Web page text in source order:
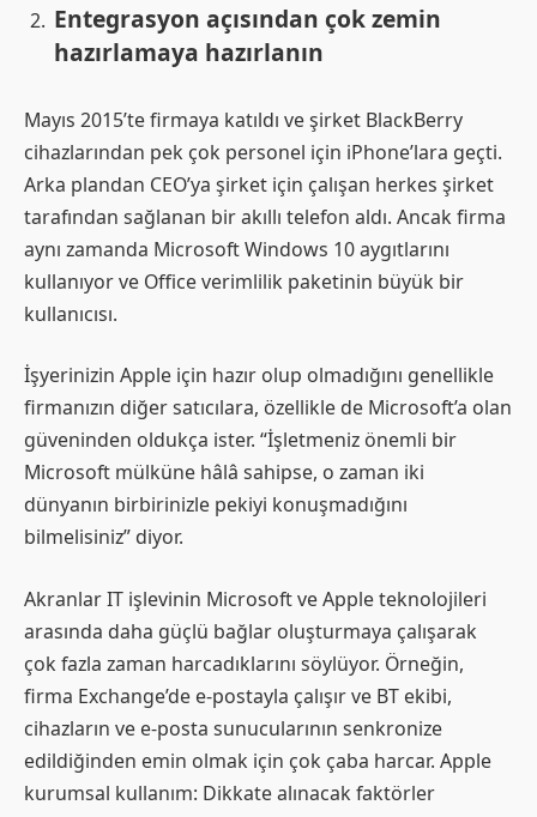
Entegrasyon açısından çok zemin
hazırlamaya hazırlanın
Mayıs 2015’te firmaya katıldı ve şirket BlackBerry
cihazlarından pek çok personel için iPhone’lara geçti.
Arka plandan CEO’ya şirket için çalışan herkes şirket
tarafından sağlanan bir akıllı telefon aldı. Ancak firma
aynı zamanda Microsoft Windows 10 aygıtlarını
kullanıyor ve Office verimlilik paketinin büyük bir
kullanıcısı.
İşyerinizin Apple için hazır olup olmadığını genellikle
firmanızın diğer satıcılara, özellikle de Microsoft’a olan
güveninden oldukça ister. “İşletmeniz önemli bir
Microsoft mülküne hâlâ sahipse, o zaman iki
dünyanın birbirinizle pekiyi konuşmadığını
bilmelisiniz” diyor.
Akranlar IT işlevinin Microsoft ve Apple teknolojileri
arasında daha güçlü bağlar oluşturmaya çalışarak
çok fazla zaman harcadıklarını söylüyor. Örneğin,
firma Exchange’de e-postayla çalışır ve BT ekibi,
cihazların ve e-posta sunucularının senkronize
edildiğinden emin olmak için çok çaba harcar. Apple
kurumsal kullanım: Dikkate alınacak faktörler